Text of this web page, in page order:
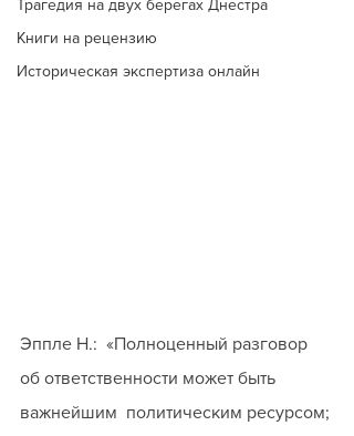
Трагедия на двух берегах Днестра
Книги на рецензию
Историческая экспертиза онлайн
Эппле Н.:  «Полноценный разговор
об ответственности может быть
важнейшим  политическим ресурсом;